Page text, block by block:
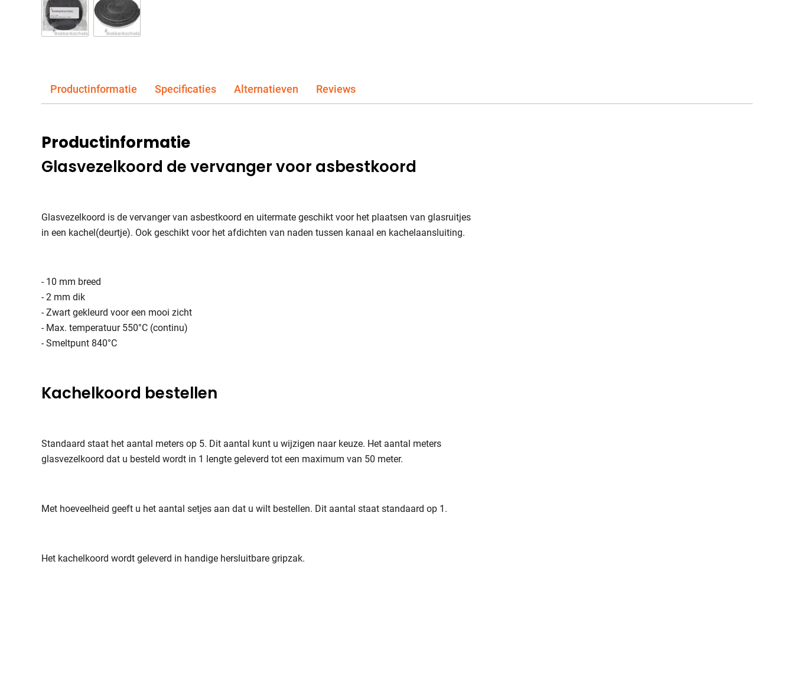
Productinformatie Specificaties Alternatieven Reviews
Productinformatie
Glasvezelkoord de vervanger voor asbestkoord
Glasvezelkoord is de vervanger van asbestkoord en uitermate geschikt voor het plaatsen van glasruitjes
in een kachel(deurtje). Ook geschikt voor het afdichten van naden tussen kanaal en kachelaansluiting.
- 10 mm breed
- 2 mm dik
- Zwart gekleurd voor een mooi zicht
- Max. temperatuur 550°C (continu)
- Smeltpunt 840°C
Kachelkoord bestellen
Standaard staat het aantal meters op 5. Dit aantal kunt u wijzigen naar keuze. Het aantal meters
glasvezelkoord dat u besteld wordt in 1 lengte geleverd tot een maximum van 50 meter.
Met hoeveelheid geeft u het aantal setjes aan dat u wilt bestellen. Dit aantal staat standaard op 1.
Het kachelkoord wordt geleverd in handige hersluitbare gripzak.